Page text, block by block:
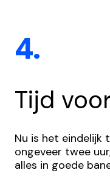
4.
Tijd
Nu is het
ongeveer twee
alles in goede